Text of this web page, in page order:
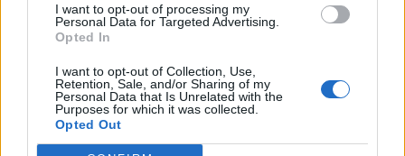
I want to opt-out of processing my
Personal Data for Targeted Advertising.
Opted In
I want to opt-out of Collection, Use,
Retention, Sale, and/or Sharing of my
Personal Data that Is Unrelated with the
Purposes for which it was collected.
Opted Out
Els vestits de paper guanyen força
enguany amb més modistes i gairebé
31 de juliol de 2026